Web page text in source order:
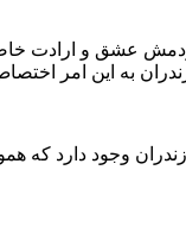
عشق و ارادت
در مازندران